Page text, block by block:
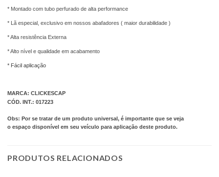
* Montado com tubo perfurado de alta performance
* Lã especial, exclusivo em nossos abafadores ( maior durabilidade )
* Alta resistência Externa
* Alto nível e qualidade em acabamento
* Fácil aplicação
MARCA: CLICKESCAP
CÓD. INT.: 017223
Obs: Por se tratar de um produto universal, é importante que se veja
o espaço disponível em seu veículo para aplicação deste produto.
PRODUTOS RELACIONADOS